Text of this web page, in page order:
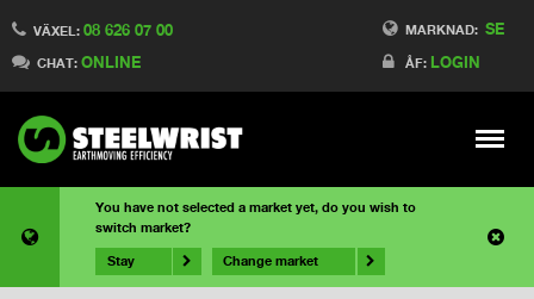
MARKNAD: SE
ÅF: LOGIN
VÄXEL: 08 626 07 00
CHAT: ONLINE
Meny
You have not selected a market yet, do you wish to
switch market?
Stay Change market